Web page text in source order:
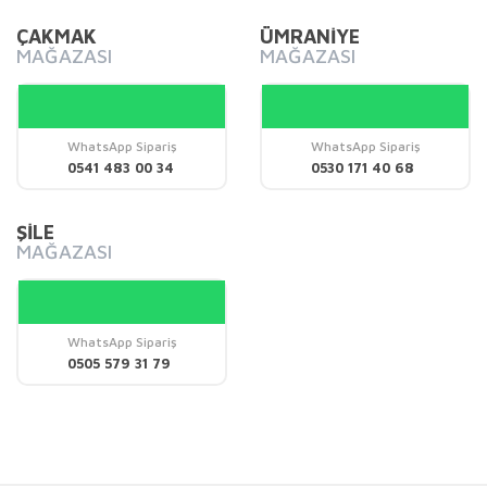
ÇAKMAK
MAĞAZASI
WhatsApp Sipariş
0541 483 00 34
ÜMRANİYE
MAĞAZASI
WhatsApp Sipariş
0530 171 40 68
ŞİLE
MAĞAZASI
WhatsApp Sipariş
0505 579 31 79